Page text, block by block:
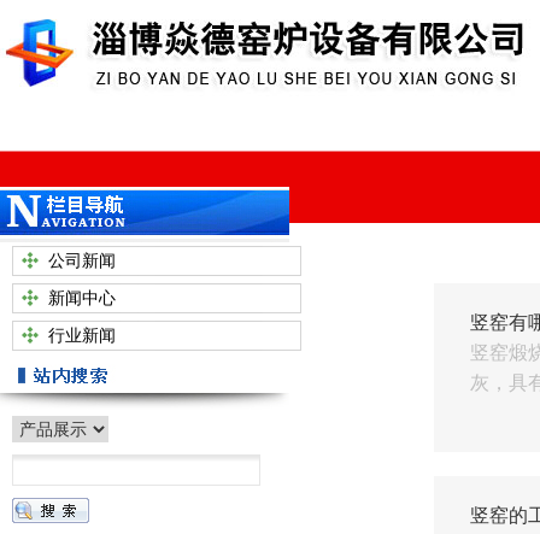
竖窑有
竖窑煅
灰，具
竖窑的
公司新闻
新闻中心
行业新闻